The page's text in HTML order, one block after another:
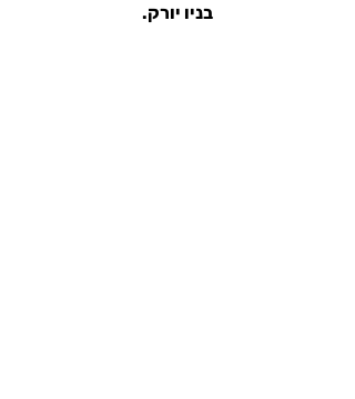
בניו יורק.